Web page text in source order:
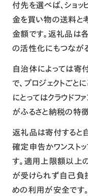
付先を選べば、ショ
金を買い物の送料と
金額です。返礼品は
の活性化にもつながる
自治体によっては寄
で、プロジェクトごと
にとってはクラウドフ
がふるさと納税の特徴
返礼品は寄付すると
確定申告かワンスト
す。適用上限額以上
が受けられず自己負
めの利用が安全です。